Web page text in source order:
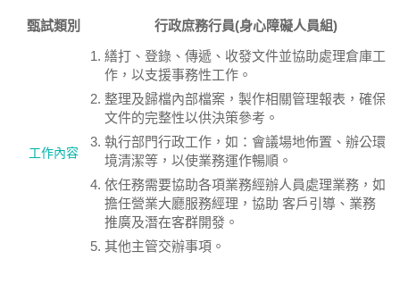
甄試類別 行政庶務行員(身心障礙人員組)
工作內容
繕打、登錄、傳遞、收發文件並協助處理倉庫工
作，以支援事務性工作。
整理及歸檔內部檔案，製作相關管理報表，確保
文件的完整性以供決策參考。
執行部門行政工作，如：會議場地佈置、辦公環
境清潔等，以使業務運作暢順。
依任務需要協助各項業務經辦人員處理業務，如
擔任營業大廳服務經理，協助 客戶引導、業務
推廣及潛在客群開發。
其他主管交辦事項。